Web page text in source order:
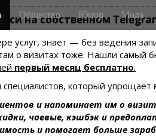
на собственном
услуг, знает — без ведения
о визитах тоже. Нашли самый
первый месяц бесплатно.
который упрощает
и напоминает им о
чаевые, кэшбэк и
и помогает больше
Общество Юмор Мода